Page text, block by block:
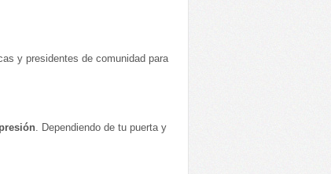
y presidentes de comunidad para
. Dependiendo de tu puerta y